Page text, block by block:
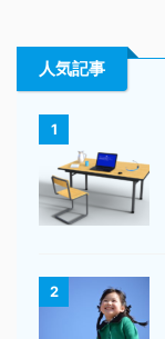
人気記事
1
2